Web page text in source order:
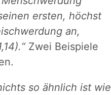
ersten, höchst
an,
Zwei Beispiele
so ähnlich ist wie